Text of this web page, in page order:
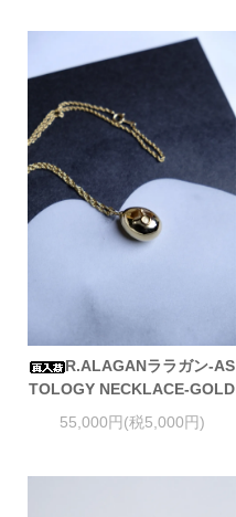
R.ALAGANララガン-AS
TOLOGY NECKLACE-GOLD
55,000円(税5,000円)